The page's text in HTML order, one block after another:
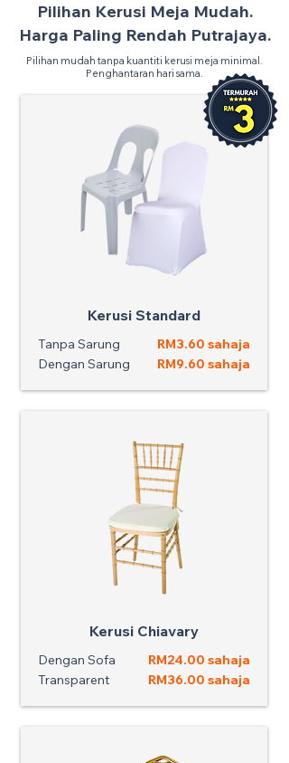
Pilihan Kerusi Meja Mudah.
Harga Paling Rendah Putrajaya.
Pilihan mudah tanpa kuantiti kerusi meja minimal.
Penghantaran hari sama.
Kerusi Standard
Tanpa Sarung
RM3.60 sahaja
Dengan Sarung
RM9.60 sahaja
Kerusi Chiavary
Dengan Sofa
RM24.00 sahaja
Transparent
RM36.00 sahaja